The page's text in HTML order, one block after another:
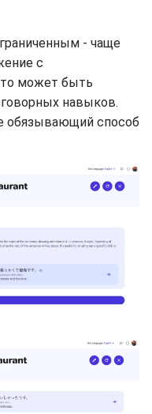
- чаще
с
может быть
навыков.
обязывающий способ